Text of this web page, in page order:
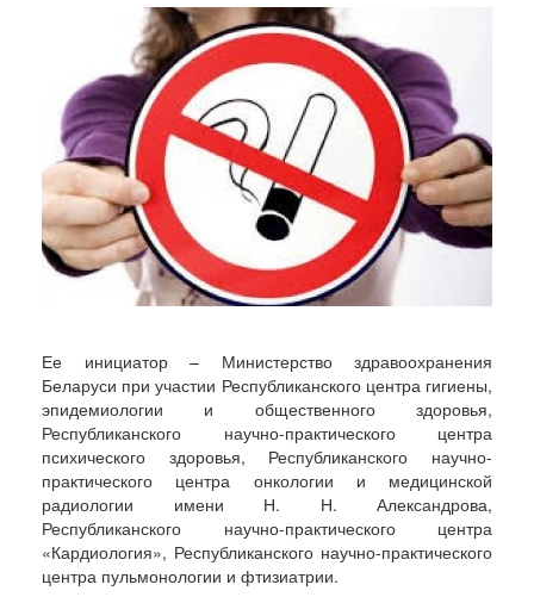
Ее инициатор – Министерство здравоохранения
Беларуси при участии Республиканского центра гигиены,
эпидемиологии и общественного здоровья,
Республиканского научно-практического центра
психического здоровья, Республиканского научно-
практического центра онкологии и медицинской
радиологии имени Н. Н. Александрова,
Республиканского научно-практического центра
«Кардиология», Республиканского научно-практического
центра пульмонологии и фтизиатрии.